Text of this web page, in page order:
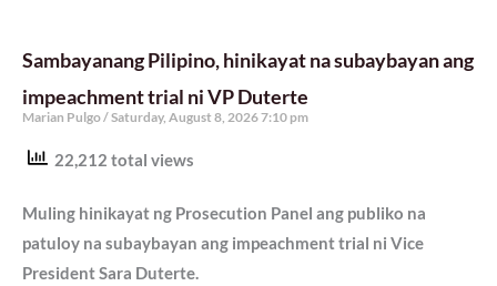
Sambayanang Pilipino, hinikayat na subaybayan ang
impeachment trial ni VP Duterte
Marian Pulgo Saturday, August 8, 2026 7:10 pm
22,212 total views
Muling hinikayat ng Prosecution Panel ang publiko na
patuloy na subaybayan ang impeachment trial ni Vice
President Sara Duterte.